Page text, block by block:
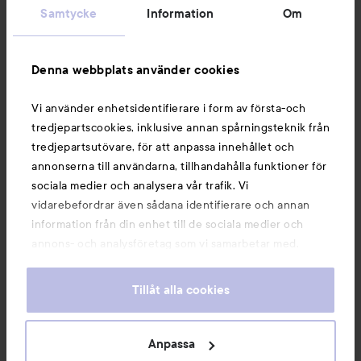
Samtycke Information Om
Denna webbplats använder cookies
Vi använder enhetsidentifierare i form av första-och
tredjepartscookies, inklusive annan spårningsteknik från
tredjepartsutövare, för att anpassa innehållet och
annonserna till användarna, tillhandahålla funktioner för
sociala medier och analysera vår trafik. Vi
vidarebefordrar även sådana identifierare och annan
information från din enhet till de sociala medier och
annons- och analysföretag som vi samarbetar med.
information som du har tillhandahållit eller som de har
våra cookies vid fortsatt användande av vår webbplats.
För information om hur du kan ändra inställningarna för
Tillåt alla cookies
Anpassa
Du kanske också gillar